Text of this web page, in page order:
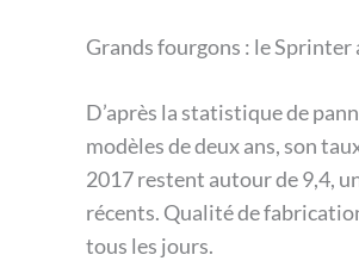
Grands fourgons : le Sprinter
D’après la statistique de
modèles de deux ans, son
2017 restent autour de 9,4,
récents. Qualité de
tous les jours.